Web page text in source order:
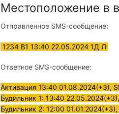
Местоположение в
Отправленное SMS-сообщение:
1234 B1 13:40 22.05.2024 1Д Л
Ответное SMS-сообщение:
Активация 13:40 01.08.2024(+3),
Будильник 1: 13:40
Будильник 2: 12:00